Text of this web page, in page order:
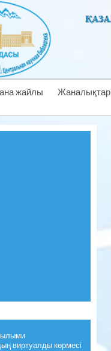
жайлы Жаналықтар
виртуалды көрмесі